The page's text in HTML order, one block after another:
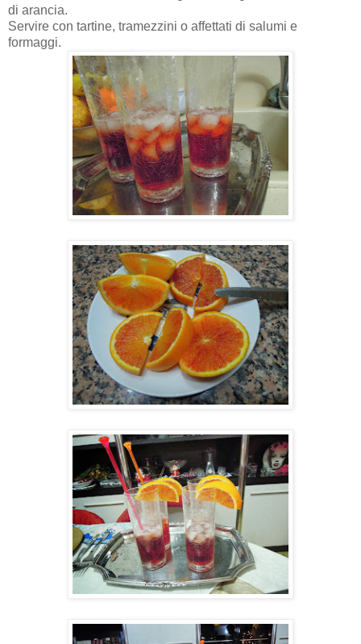
di arancia.
Servire con tartine, tramezzini o affettati di salumi e
formaggi.